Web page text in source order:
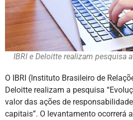
IBRI e Deloitte realizam pesquisa
O IBRI (Instituto Brasileiro de
Deloitte realizam a pesquisa
valor das ações de
capitais”. O levantamento ocorrerá